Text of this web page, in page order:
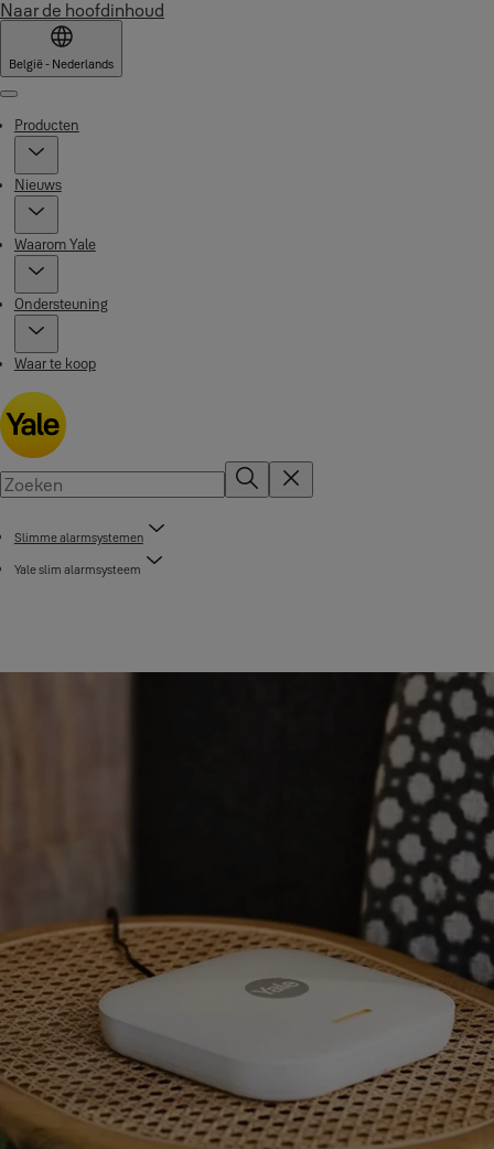
Naar de hoofdinhoud
België - Nederlands
Menu
Producten
Nieuws
Waarom Yale
Ondersteuning
Waar te koop
Slimme alarmsystemen
Yale slim alarmsysteem